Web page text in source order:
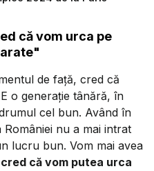
că vom urca pe
de față, cred că
o generație tânără, în
cel bun. Având în
nu a mai intrat
lucru bun. Vom mai avea
cred că vom putea urca